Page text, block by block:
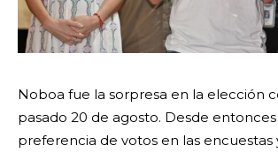
Noboa fue la sorpresa en la elección
pasado 20 de agosto. Desde
preferencia de votos en las encuestas